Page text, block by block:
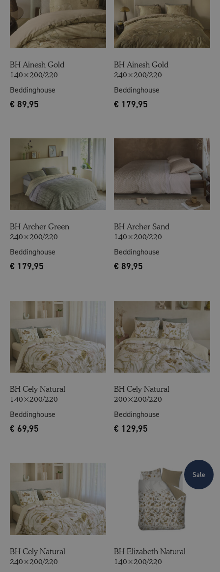
BH Ainesh Gold
140×200/220
Beddinghouse
€ 89,95
BH Ainesh Gold
240×200/220
Beddinghouse
€ 179,95
BH Archer Green
240×200/220
Beddinghouse
€ 179,95
BH Archer Sand
140×200/220
Beddinghouse
€ 89,95
BH Cely Natural
140×200/220
Beddinghouse
€ 69,95
BH Cely Natural
200×200/220
Beddinghouse
€ 129,95
BH Cely Natural
240×200/220
Sale
BH Elizabeth Natural
140×200/220